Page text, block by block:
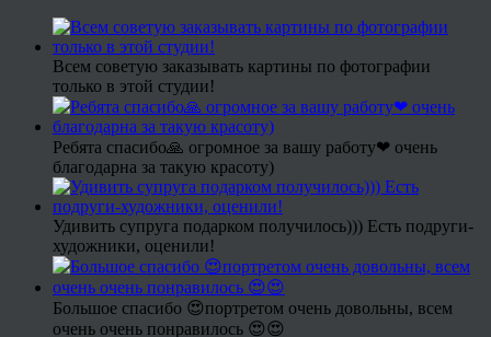
Всем советую заказывать картины по фотографии
только в этой студии!
Ребята спасибо🙏 огромное за вашу работу❤ очень
благодарна за такую красоту)
Удивить супруга подарком получилось))) Есть подруги-
художники, оценили!
Большое спасибо 😍портретом очень довольны, всем
очень очень понравилось 😍😍